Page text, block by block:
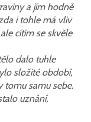
a jím hodně
i tohle má vliv
cítím se skvěle
dalo tuhle
složité období,
tomu samu sebe.
uznání,